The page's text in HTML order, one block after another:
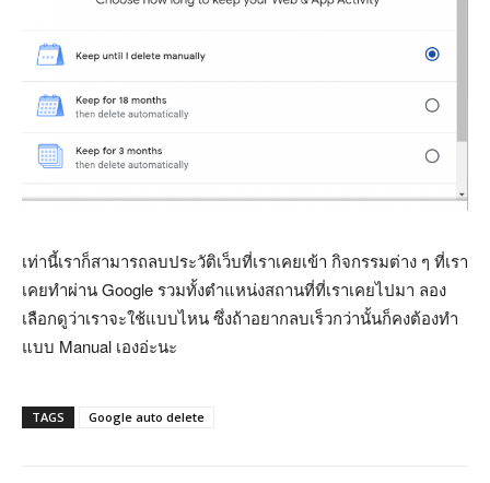
เท่านี้เราก็สามารถลบประวัติเว็บที่เราเคยเข้า กิจกรรมต่าง ๆ ที่เรา
เคยทำผ่าน Google รวมทั้งตำแหน่งสถานที่ที่เราเคยไปมา ลอง
เลือกดูว่าเราจะใช้แบบไหน ซึ่งถ้าอยากลบเร็วกว่านั้นก็คงต้องทำ
แบบ Manual เองอ่ะนะ
TAGS Google auto delete